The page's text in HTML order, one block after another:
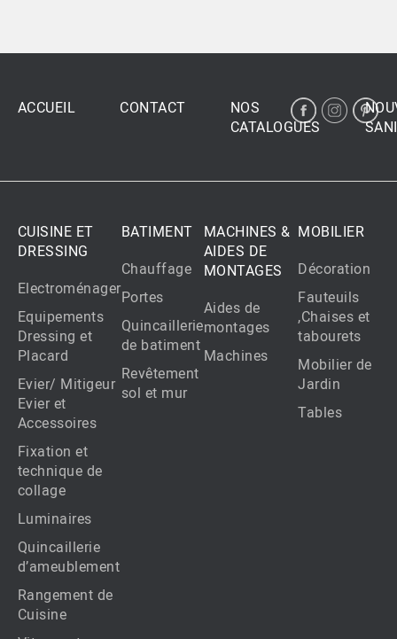
ACCUEIL CONTACT
NOS
CATALOGUES
CUISINE ET
DRESSING
Electroménager
Equipements
Dressing et
Placard
Evier/ Mitigeur
Evier et
Accessoires
Fixation et
technique de
collage
Luminaires
Quincaillerie
d’ameublement
Rangement de
Cuisine
BATIMENT
Chauffage
Portes
Quincaillerie
de batiment
Revêtement
sol et mur
MACHINES &
AIDES DE
MONTAGES
Aides de
montages
Machines
MOBILIER
Décoration
Fauteuils
,Chaises et
tabourets
Mobilier de
Jardin
Tables